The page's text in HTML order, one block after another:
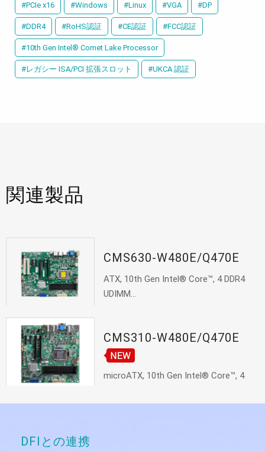
#PCIe x16 #Windows #Linux #VGA #DP
#DDR4 #RoHS認証 #CE認証 #FCC認証
#10th Gen Intel® Comet Lake Processor
#レガシー ISA/PCI 拡張スロット #UKCA 認証
関連製品
CMS630-W480E/Q470E
ATX, 10th Gen Intel® Core™, 4 DDR4
UDIMM...
CMS310-W480E/Q470E
microATX, 10th Gen Intel® Core™, 4
DFIとの連携